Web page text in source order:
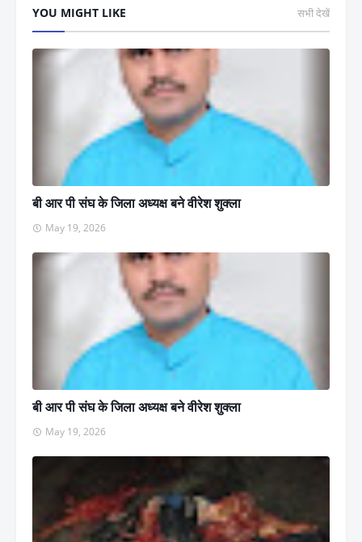
YOU MIGHT LIKE सभी देखें
बी आर पी संघ के जिला अध्यक्ष बने वीरेश शुक्ला
May 19, 2026
बी आर पी संघ के जिला अध्यक्ष बने वीरेश शुक्ला
May 19, 2026